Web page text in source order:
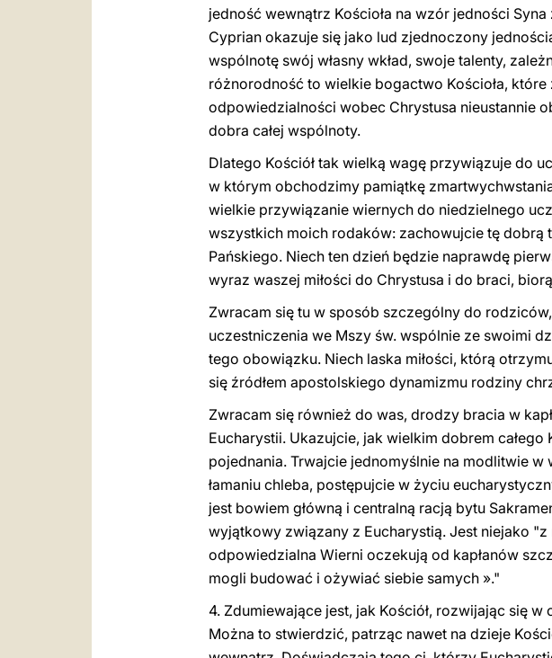
jedność wewnątrz Kościoła na wzór jedności
Cyprian okazuje się jako lud zjednoczony
wspólnotę swój własny wkład, swoje talenty,
różnorodność to wielkie bogactwo Kościoła,
odpowiedzialności wobec Chrystusa nieustannie
dobra całej wspólnoty.
Dlatego Kościół tak wielką wagę przywiązuje do
w którym obchodzimy pamiątkę
wielkie przywiązanie wiernych do niedzielnego
wszystkich moich rodaków: zachowujcie tę dobrą
Pańskiego. Niech ten dzień będzie naprawdę
wyraz waszej miłości do Chrystusa i do braci,
Zwracam się tu w sposób szczególny do
uczestniczenia we Mszy św. wspólnie ze swoimi
tego obowiązku. Niech laska miłości, którą
się źródłem apostolskiego dynamizmu rodziny
Zwracam się również do was, drodzy bracia w
Eucharystii. Ukazujcie, jak wielkim dobrem całego
pojednania. Trwajcie jednomyślnie na modlitwie
łamaniu chleba, postępujcie w życiu
jest bowiem główną i centralną racją bytu
wyjątkowy związany z Eucharystią. Jest niejako
odpowiedzialna Wierni oczekują od kapłanów
mogli budować i ożywiać siebie samych »."
4. Zdumiewające jest, jak Kościół, rozwijając się
Można to stwierdzić, patrząc nawet na dzieje